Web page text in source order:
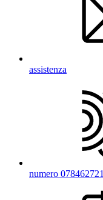
assistenza
numero 078462721